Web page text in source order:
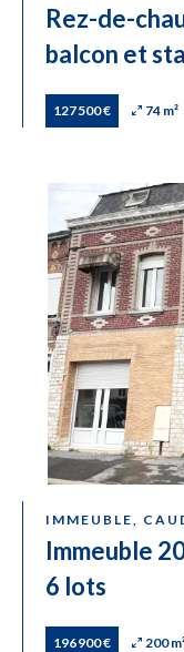
Rez-de-
balcon et
127 500 € 74 m²
IMMEUBLE,
Immeuble
6 lots
196 900 € 200